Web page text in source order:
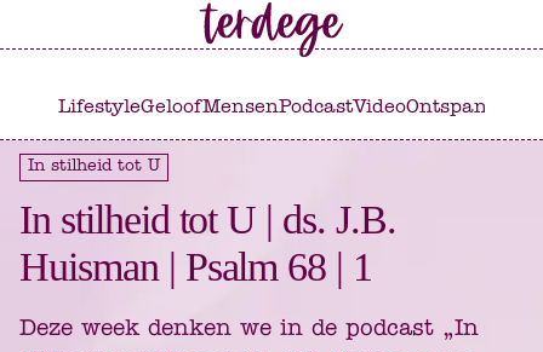
LifestyleGeloofMensenPodcastVideoOntspannen
In stilheid tot U
In stilheid tot U | ds. J.B.
Huisman | Psalm 68 | 1
Deze week denken we in de podcast „In